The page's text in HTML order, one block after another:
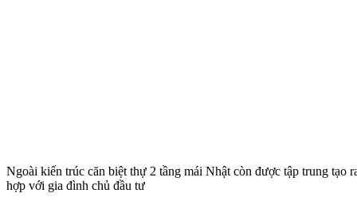
Ngoài kiến trúc căn biệt thự 2 tầng mái Nhật còn được tập trung tạo
hợp với gia đình chủ đầu tư